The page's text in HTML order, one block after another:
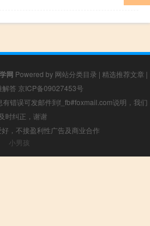
网 Powered by 网站分类目录 | 精选推荐文章 |
解答 京ICP备09027453号
错误可发邮件到f_fb#foxmail.com说明，我们
时纠正，谢谢
，不接盈利性广告及商业合作
小男孩